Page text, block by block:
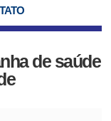
de saúde